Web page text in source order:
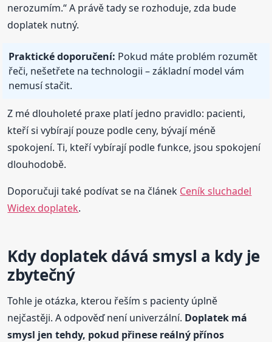
nerozumím.“ A právě tady se rozhoduje, zda bude
doplatek nutný.
Praktické doporučení: Pokud máte problém rozumět
řeči, nešetřete na technologii – základní model vám
nemusí stačit.
Z mé dlouholeté praxe platí jedno pravidlo: pacienti,
kteří si vybírají pouze podle ceny, bývají méně
spokojení. Ti, kteří vybírají podle funkce, jsou spokojení
dlouhodobě.
Doporučuji také podívat se na článek Ceník sluchadel
Widex doplatek.
Kdy doplatek dává smysl a kdy je
zbytečný
Tohle je otázka, kterou řeším s pacienty úplně
nejčastěji. A odpověď není univerzální. Doplatek má
smysl jen tehdy, pokud přinese reálný přínos